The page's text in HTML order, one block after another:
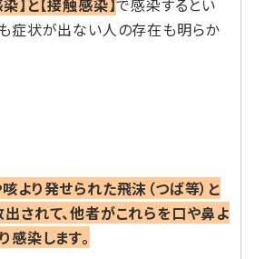
】と【接触感染】で感染するとい
症状が出ない人の存在も明らか
より発せられた飛沫（つば等）と
されて、他者がこれらを口や鼻よ
感染します。